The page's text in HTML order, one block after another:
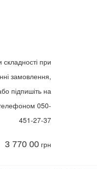
при
замовлення,
підпишіть на
050-
451-27-37
3 770 00 грн